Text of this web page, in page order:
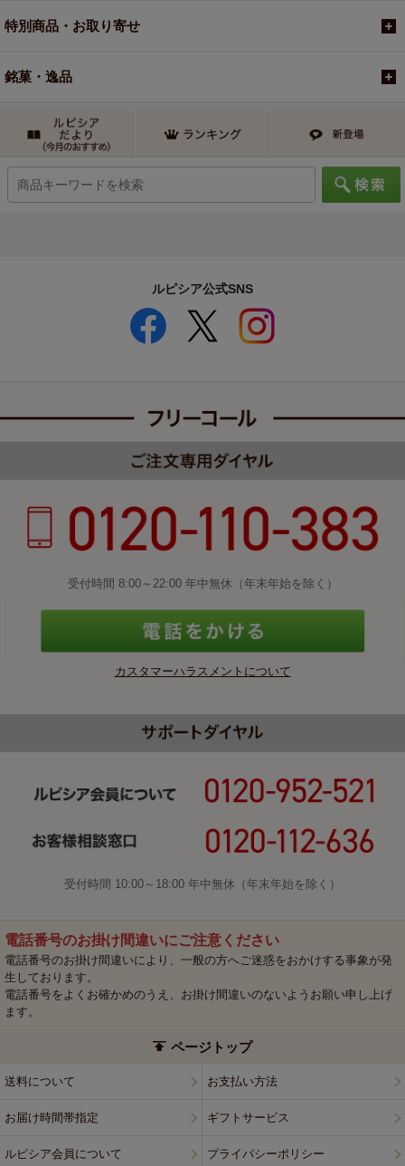
特別商品・お取り寄せ
銘菓・逸品
ルピシア公式SNS
受付時間 8:00～22:00 年中無休（年末年始を除く）
カスタマーハラスメントについて
受付時間 10:00～18:00 年中無休（年末年始を除く）
電話番号のお掛け間違いにご注意ください
電話番号のお掛け間違いにより、一般の方へご迷惑をおかけする事象が発
生しております。
電話番号をよくお確かめのうえ、お掛け間違いのないようお願い申し上げ
ます。
ページトップ
送料について お支払い方法
お届け時間帯指定 ギフトサービス
ルピシア会員について プライバシーポリシー